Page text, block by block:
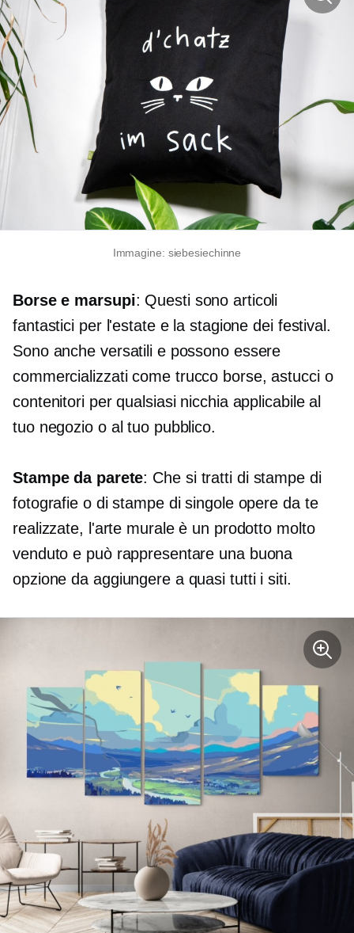
Immagine: siebesiechinne
Borse e marsupi: Questi sono articoli
fantastici per l'estate e la stagione dei festival.
Sono anche versatili e possono essere
commercializzati come trucco borse, astucci o
contenitori per qualsiasi nicchia applicabile al
tuo negozio o al tuo pubblico.
Stampe da parete: Che si tratti di stampe di
fotografie o di stampe di singole opere da te
realizzate, l'arte murale è un prodotto molto
venduto e può rappresentare una buona
opzione da aggiungere a quasi tutti i siti.